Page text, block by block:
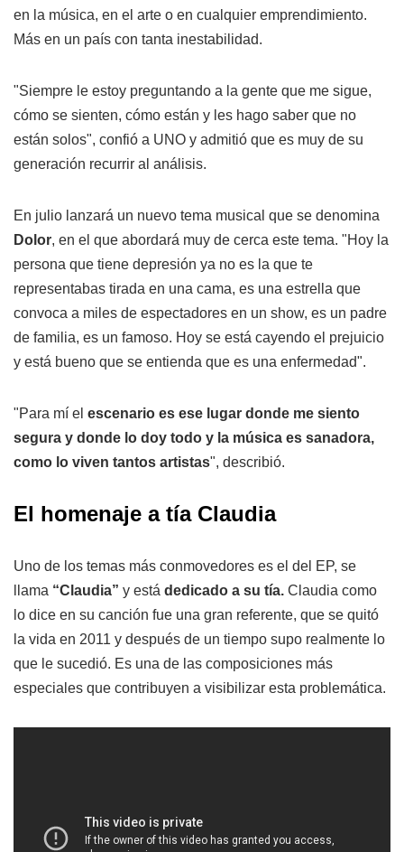
en la música, en el arte o en cualquier emprendimiento.
Más en un país con tanta inestabilidad.
"Siempre le estoy preguntando a la gente que me sigue,
cómo se sienten, cómo están y les hago saber que no
están solos", confió a UNO y admitió que es muy de su
generación recurrir al análisis.
En julio lanzará un nuevo tema musical que se denomina
Dolor, en el que abordará muy de cerca este tema. "Hoy la
persona que tiene depresión ya no es la que te
representabas tirada en una cama, es una estrella que
convoca a miles de espectadores en un show, es un padre
de familia, es un famoso. Hoy se está cayendo el prejuicio
y está bueno que se entienda que es una enfermedad".
"Para mí el escenario es ese lugar donde me siento
segura y donde lo doy todo y la música es sanadora,
como lo viven tantos artistas", describió.
El homenaje a tía Claudia
Uno de los temas más conmovedores es el del EP, se
llama “Claudia” y está dedicado a su tía. Claudia como
lo dice en su canción fue una gran referente, que se quitó
la vida en 2011 y después de un tiempo supo realmente lo
que le sucedió. Es una de las composiciones más
especiales que contribuyen a visibilizar esta problemática.